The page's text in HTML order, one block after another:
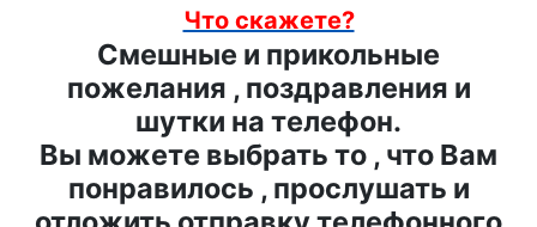
Что скажете?
Смешные и прикольные
пожелания , поздравления и
шутки на телефон.
Вы можете выбрать то , что Вам
понравилось , прослушать и